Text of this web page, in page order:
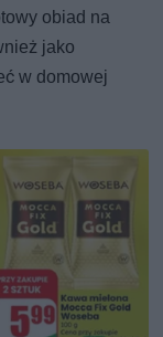
obiad na
jako
w domowej